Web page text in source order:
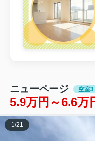
ニューページ 空室3
5.9万円～6.6万
1/21